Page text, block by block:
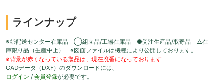
ラインナップ
※◎配送センター在庫品 ◯組立品/工場在庫品 ●受注生産品/取寄品 △在
庫限り品（生産中止） ※図面ファイルは機種により公開しております。
※背景が赤くなっている製品は、現在廃番になっております
CADデータ（DXF）のダウンロードには、
ログイン / 会員登録が必要です。